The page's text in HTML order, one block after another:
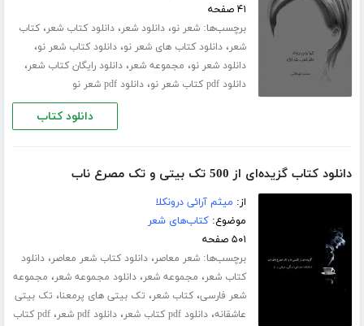
۴۱ صفحه
برچسب‌ها:شعر نو،دانلود شعر،دانلود کتاب شعر،کتاب
شعر،دانلود کتاب های شعر نو،دانلود کتاب شعر نو،
دانلود شعر نو، مجموعه شعر،دانلود رایگان کتاب شعر،
دانلود pdf کتاب شعر نو ،دانلود pdf شعر نو
دانلود کتاب
دانلود کتاب گزیده‌ای از 500 تک بیتی و تک مصرع ناب
از: میثم آرائی درونکلا
موضوع:کتاب‌های شعر
۵۰۱ صفحه
برچسب‌ها:شعر معاصر،دانلود کتاب شعر معاصر،دانلود
کتاب شعر، مجموعه شعر،دانلود مجموعه شعر، مجموعه
شعر فارسی،کتاب شعر، تک بیتی های پرمعنا، تک بیتی
عاشقانه،دانلود pdf کتاب شعر ،دانلود pdf شعر ،
pdf کتاب